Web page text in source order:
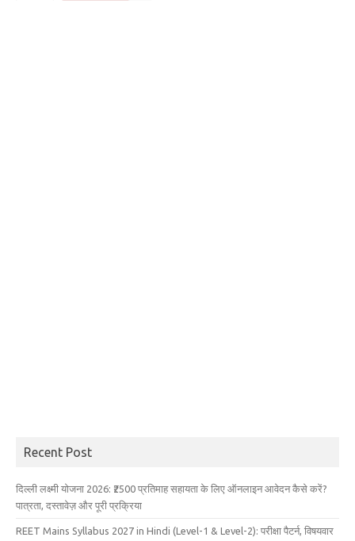
Recent Post
दिल्ली लक्ष्मी योजना 2026: ₹2500 प्रतिमाह सहायता के लिए ऑनलाइन आवेदन कैसे करें?
पात्रता, दस्तावेज़ और पूरी प्रक्रिया
REET Mains Syllabus 2027 in Hindi (Level-1 & Level-2): परीक्षा पैटर्न, विषयवार